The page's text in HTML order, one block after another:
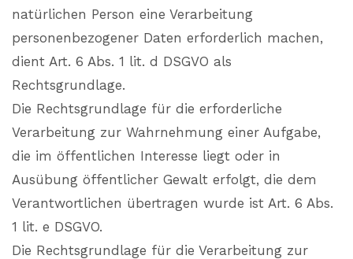
natürlichen Person eine Verarbeitung
personenbezogener Daten erforderlich machen,
dient Art. 6 Abs. 1 lit. d DSGVO als
Rechtsgrundlage.
Die Rechtsgrundlage für die erforderliche
Verarbeitung zur Wahrnehmung einer Aufgabe,
die im öffentlichen Interesse liegt oder in
Ausübung öffentlicher Gewalt erfolgt, die dem
Verantwortlichen übertragen wurde ist Art. 6 Abs.
1 lit. e DSGVO.
Die Rechtsgrundlage für die Verarbeitung zur